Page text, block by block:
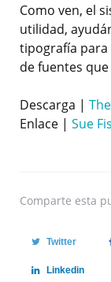
Como ven, el
utilidad,
tipografía para
de fuentes
Descarga |
Enlace | Sue
Comparte esta
Twitter
Linkedin